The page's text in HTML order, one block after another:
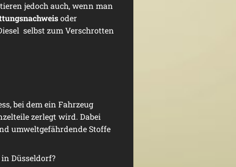
jedoch auch, wenn man
oder
selbst zum Verschrotten
bei dem ein Fahrzeug
zerlegt wird. Dabei
umweltgefährdende Stoffe
Düsseldorf?